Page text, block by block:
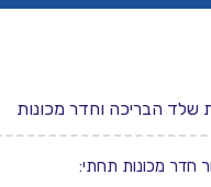
שלד הבריכה וחדר מכונות
חדר מכונות תחתי: